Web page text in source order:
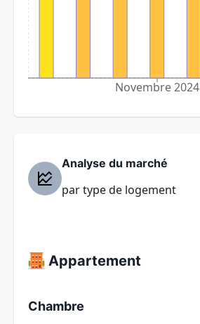
Novembre 2024
Analyse du marché
par type de logement
Appartement
Chambre